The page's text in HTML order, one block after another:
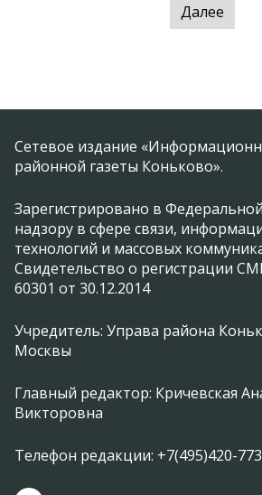
Далее
Сетевое издание
районной газеты Коньково».
Зарегистрировано в
надзору в сфере связи,
технологий и массовых
Свидетельство о регистрации
60301 от 30.12.2014
Учредитель: Управа района
Москвы
Главный редактор: Кричевская
Викторовна
Телефон редакции: +7(495)420-